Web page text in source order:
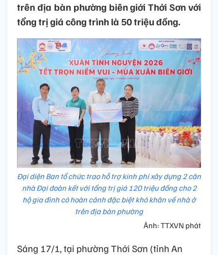
trên địa bàn phường biên giới Thới Sơn với
tổng trị giá công trình là 50 triệu đồng.
Đại diện Ban tổ chức trao hỗ trợ kinh phí xây dựng 2 căn
nhà Đại đoàn kết với tổng trị giá 120 triệu đồng cho 2
hộ gia đình có hoàn cảnh đặc biệt khó khăn về nhà ở
trên địa bàn phường
Ảnh: TTXVN phát
Sáng 17/1, tại phường Thới Sơn (tỉnh An